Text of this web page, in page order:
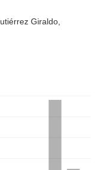
Giraldo,